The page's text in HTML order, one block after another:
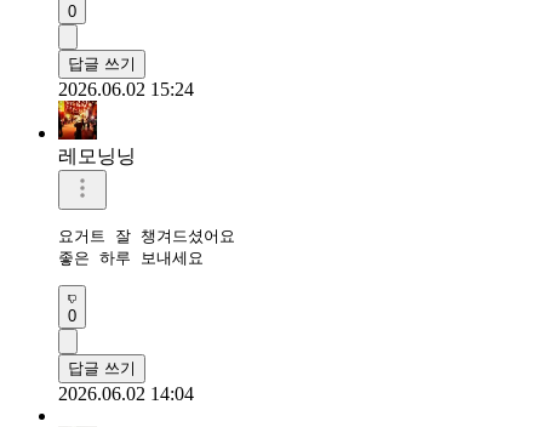
0
답글 쓰기
2026.06.02 15:24
레모닝닝
요거트 잘 챙겨드셨어요
좋은 하루 보내세요
0
답글 쓰기
2026.06.02 14:04